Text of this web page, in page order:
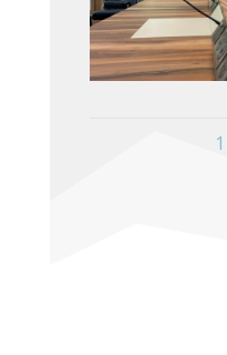
1